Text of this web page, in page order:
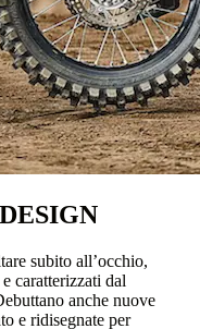
subito all’occhio,
caratterizzati dal
anche nuove
e ridisegnate per